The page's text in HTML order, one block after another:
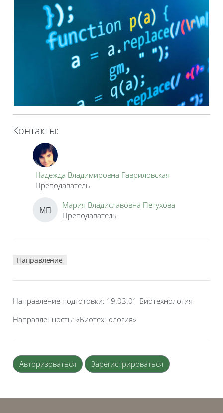
Контакты:
Надежда Владимировна Гавриловская
Преподаватель
МП
Мария Владиславовна Петухова
Преподаватель
Направление
Направление подготовки: 19.03.01 Биотехнология
Направленность: «Биотехнология»
Авторизоваться Зарегистрироваться